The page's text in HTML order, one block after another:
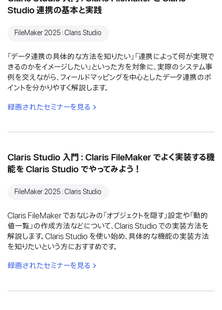
Studio 連携の基本と実践
FileMaker 2025：Claris Studio
「データ連携の具体的な方法を知りたい」「連携によって何が実現で
きるのかをイメージしたい」といった方を対象に、実際のシステム事
例を交えながら、フィールドマッピングを中心としたデータ連携のポ
イントを分かりやすく解説します。
録画されたセミナーを見る
Claris Studio 入門：Claris FileMaker でよく実装する機
能を Claris Studio でやってみよう！
FileMaker 2025：Claris Studio
Claris FileMaker でおなじみの「オブジェクトを隠す」設定や「動的
値一覧」の作成方法などについて、Claris Studio での実装方法を
解説します。Claris Studio を使い始め、具体的な機能の実装方法
を知りたいという方におすすめです。
録画されたセミナーを見る